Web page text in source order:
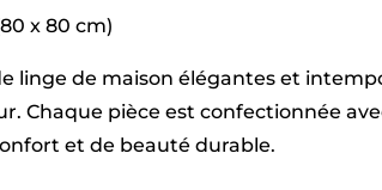
x 80 cm)
linge de maison élégantes et
pièce est confectionnée
et de beauté durable.